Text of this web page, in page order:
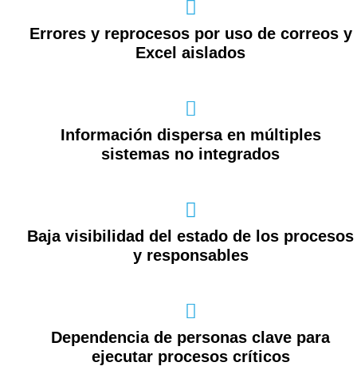
Errores y reprocesos por uso de correos y
Excel aislados
Información dispersa en múltiples
sistemas no integrados
Baja visibilidad del estado de los procesos
y responsables
Dependencia de personas clave para
ejecutar procesos críticos